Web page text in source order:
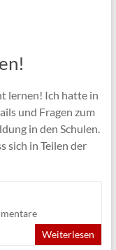
lernen! Ich hatte in
und Fragen zum
in den Schulen.
sich in Teilen der
Weiterlesen